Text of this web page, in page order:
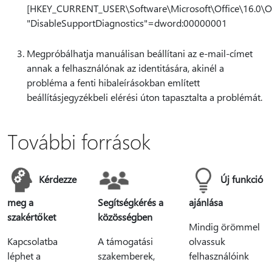
"DisableSupportDiagnostics"=dword:00000001
Megpróbálhatja manuálisan beállítani az e-mail-címet
annak a felhasználónak az identitására, akinél a
probléma a fenti hibaleírásokban említett
beállításjegyzékbeli elérési úton tapasztalta a problémát.
További források
Kérdezze
meg a
szakértőket
Kapcsolatba
léphet a
Segítségkérés a
közösségben
A támogatási
szakemberek,
Új funkció
ajánlása
Mindig örömmel
olvassuk
felhasználóink